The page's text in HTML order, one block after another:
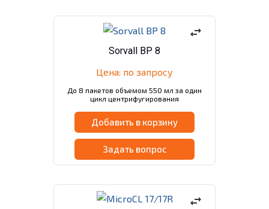
swap_horiz
Sorvall BP 8
Цена: по запросу
До 8 пакетов объемом 550 мл за один
цикл центрифугирования
Добавить в корзину
Задать вопрос
swap_horiz